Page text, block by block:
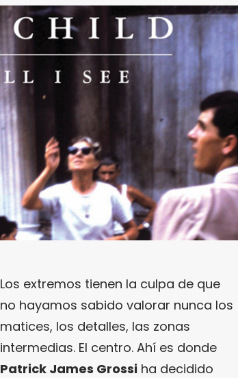
Los extremos tienen la culpa de que
no hayamos sabido valorar nunca los
matices, los detalles, las zonas
intermedias. El centro. Ahí es donde
Patrick James Grossi ha decidido